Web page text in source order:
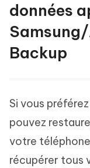
données
Backup
Si vous
pouvez
votre
récupérer tous